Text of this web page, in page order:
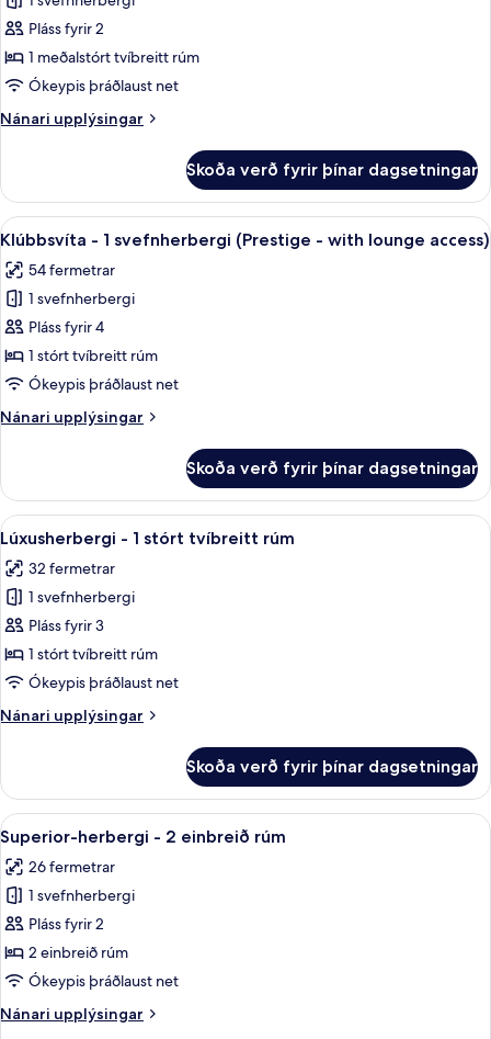
Classic-
herbergi
-
meðalstórt
Pláss fyrir 2
1 meðalstórt tvíbreitt rúm
Ókeypis þráðlaust net
Nánari upplýsingar
Nánari
herbergi
1
tvíbreitt
rúm
Skoða verð fyrir þínar dagsetningar
Skoða
allar
myndir
fyrir
Klúbbsvíta
-
1
(Prestige
lounge
access)
Klúbbsvíta - 1 svefnherbergi
8
Klúbbsvíta - 1 svefnherbergi (Prestige - with lounge access)
54 fermetrar
1 svefnherbergi
Pláss fyrir 4
1 stórt tvíbreitt rúm
Ókeypis þráðlaust net
Nánari upplýsingar
Nánari
-
svefnherbergi
with
access)
Skoða verð fyrir þínar dagsetningar
Skoða
allar
myndir
fyrir
Lúxusherbergi
-
1
tvíbreitt
Lúxusherbergi - 1 stórt tvíbreitt rúm
7
Lúxusherbergi - 1 stórt tvíbreitt rúm
32 fermetrar
1 svefnherbergi
Pláss fyrir 3
1 stórt tvíbreitt rúm
Ókeypis þráðlaust net
Nánari upplýsingar
Nánari
-
stórt
tvíbreitt
rúm
Skoða verð fyrir þínar dagsetningar
Skoða
allar
myndir
fyrir
Superior-
herbergi
-
einbreið
Rúmföt úr egypskri bómull, rúmföt
6
Superior-herbergi - 2 einbreið rúm
26 fermetrar
1 svefnherbergi
Pláss fyrir 2
2 einbreið rúm
Ókeypis þráðlaust net
Nánari upplýsingar
Nánari